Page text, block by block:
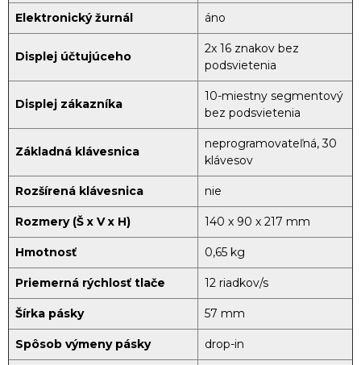
Elektronický žurnál áno
Displej účtujúceho
2x 16 znakov bez
podsvietenia
Displej zákazníka
10-miestny segmentový
bez podsvietenia
Základná klávesnica
neprogramovateľná, 30
klávesov
Rozšírená klávesnica nie
Rozmery (Š x V x H) 140 x 90 x 217 mm
Hmotnosť 0,65 kg
Priemerná rýchlosť tlače 12 riadkov/s
Šírka pásky 57 mm
Spôsob výmeny pásky drop-in